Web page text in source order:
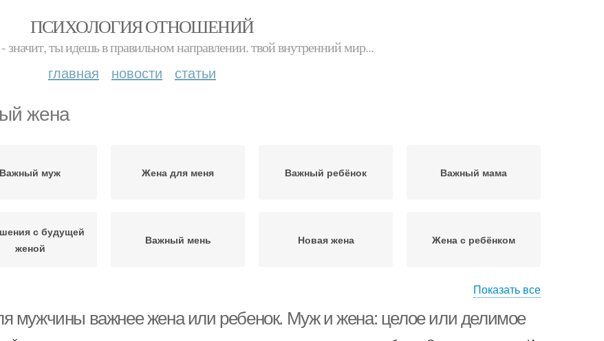
ПСИХОЛОГИЯ ОТНОШЕНИЙ
- значит, ты идешь в правильном направлении. твой внутренний мир...
главная новости статьи
жена
Важный муж Жена для меня Важный ребёнок Важный мама
с будущей
женой
Важный мень Новая жена Жена с ребёнком
Показать все
мужчины важнее жена или ребенок. Муж и жена: целое или делимое